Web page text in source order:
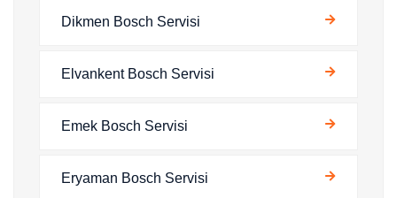
Dikmen Bosch Servisi
Elvankent Bosch Servisi
Emek Bosch Servisi
Eryaman Bosch Servisi